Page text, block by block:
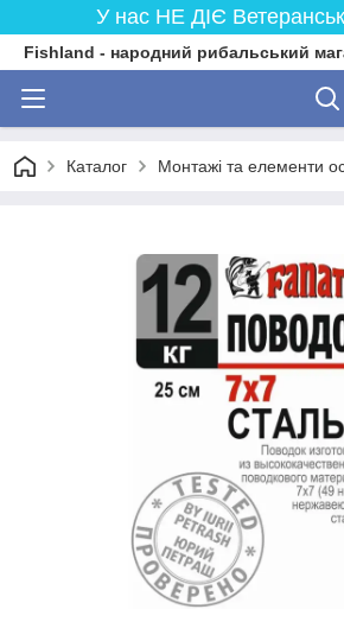
У нас НЕ ДІЄ
Fishland - народний рибальський
Каталог Монтажі та елементи